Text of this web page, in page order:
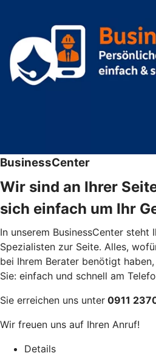
BusinessCenter
Wir sind an Ihrer
sich einfach um Ihr
In unserem BusinessCenter steht
Spezialisten zur Seite. Alles,
bei Ihrem Berater benötigt
Sie: einfach und schnell am
Sie erreichen uns unter 0911
Wir freuen uns auf Ihren Anruf!
Details